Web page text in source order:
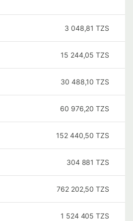
3 048,81 TZS
15 244,05 TZS
30 488,10 TZS
60 976,20 TZS
152 440,50 TZS
304 881 TZS
762 202,50 TZS
1 524 405 TZS